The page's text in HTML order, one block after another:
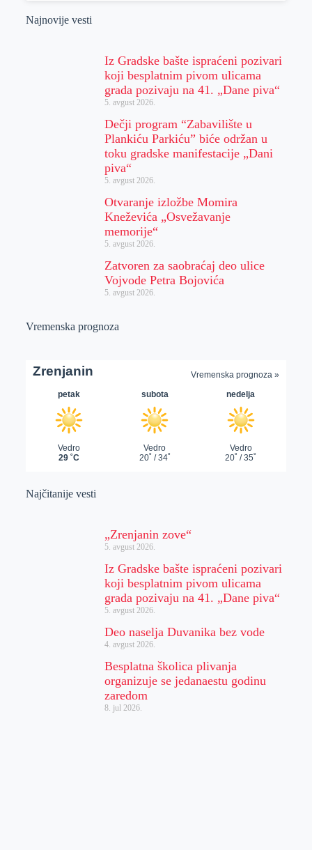
Najnovije vesti
Iz Gradske bašte ispraćeni pozivari
koji besplatnim pivom ulicama
grada pozivaju na 41. „Dane piva“
5. avgust 2026.
Dečji program “Zabavilište u
Plankiću Parkiću” biće održan u
toku gradske manifestacije „Dani
piva“
5. avgust 2026.
Otvaranje izložbe Momira
Kneževića „Osvežavanje
memorije“
5. avgust 2026.
Zatvoren za saobraćaj deo ulice
Vojvode Petra Bojovića
5. avgust 2026.
Vremenska prognoza
Najčitanije vesti
„Zrenjanin zove“
5. avgust 2026.
Iz Gradske bašte ispraćeni pozivari
koji besplatnim pivom ulicama
grada pozivaju na 41. „Dane piva“
5. avgust 2026.
Deo naselja Duvanika bez vode
4. avgust 2026.
Besplatna školica plivanja
organizuje se jedanaestu godinu
zaredom
8. jul 2026.